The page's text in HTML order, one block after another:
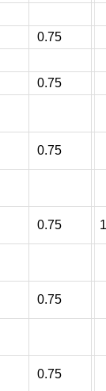
0.75
0.75
0.75
0.75
0.75
0.75